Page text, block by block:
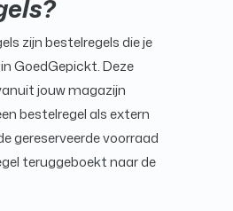
zijn bestelregels die je
GoedGepickt. Deze
jouw magazijn
bestelregel als extern
gereserveerde voorraad
teruggeboekt naar de